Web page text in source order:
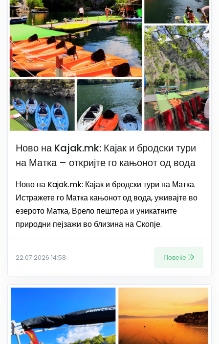
Ново на Kajak.mk: Кајак и бродски тури
на Матка – откријте го кањонот од вода
Ново на Kajak.mk: Кајак и бродски тури на Матка.
Истражете го Матка кањонот од вода, уживајте во
езерото Матка, Врело пештера и уникатните
природни пејзажи во близина на Скопје.
22.07.2026 14:58 Повеќе